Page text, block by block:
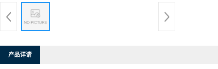
产品详请